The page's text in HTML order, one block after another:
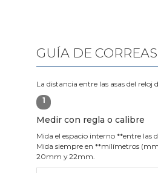
GUÍA DE
La distancia entre las asas del
1
Medir con regla o calibre
Mida el espacio interno **entre las
Mida siempre en **milímetros
20mm y 22mm.